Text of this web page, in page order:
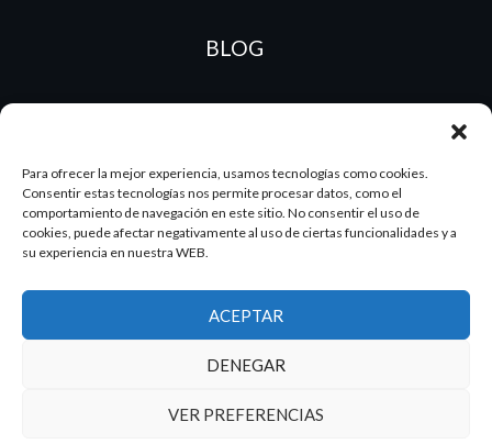
Para ofrecer la mejor experiencia, usamos tecnologías como cookies.
Consentir estas tecnologías nos permite procesar datos, como el
comportamiento de navegación en este sitio. No consentir el uso de
cookies, puede afectar negativamente al uso de ciertas funcionalidades y a
su experiencia en nuestra WEB.
ACEPTAR
DENEGAR
VER PREFERENCIAS
BLOG
2026 Dake. Todos los derechos reservados.